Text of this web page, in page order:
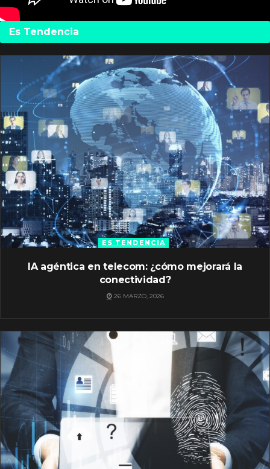
Es Tendencia
ES TENDENCIA
IA agéntica en telecom: ¿cómo mejorará la
conectividad?
26 MARZO, 2026